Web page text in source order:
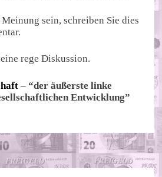
sein, schreiben Sie dies
rege Diskussion.
– “der äußerste linke
Entwicklung”